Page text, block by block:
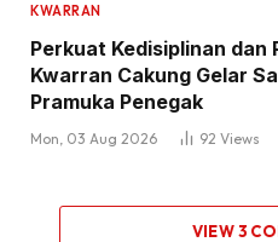
KWARRAN
Perkuat Kedisiplinan dan
Kwarran Cakung Gelar
Pramuka Penegak
Mon, 03 Aug 2026 92 Views
VIEW 3